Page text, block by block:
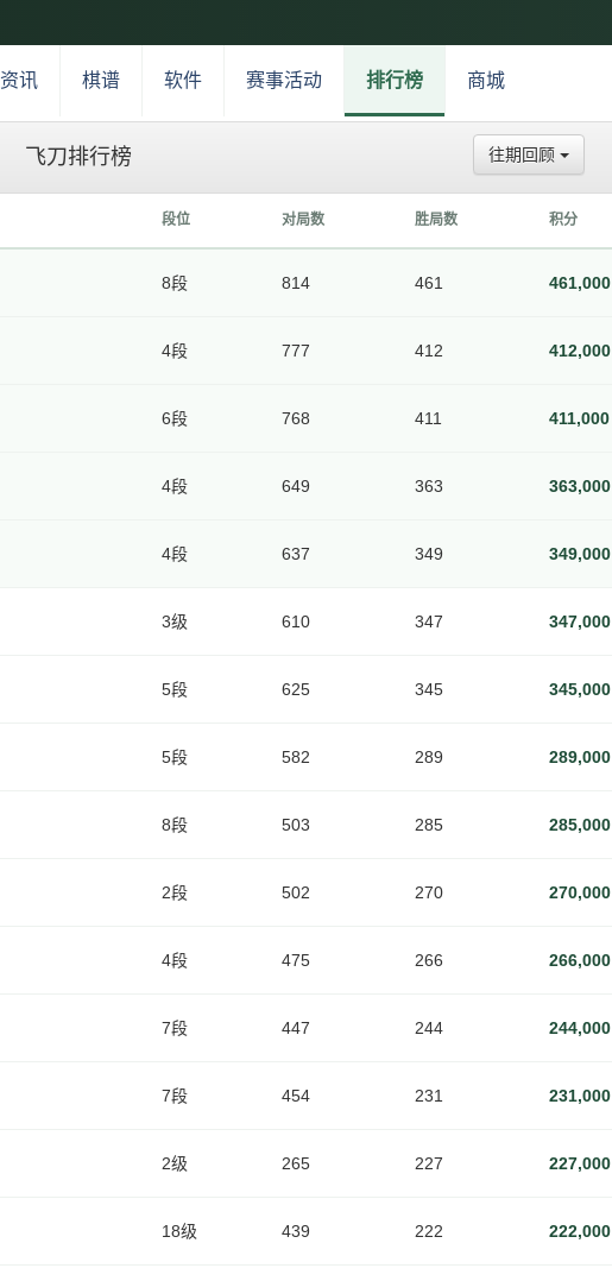
资讯 棋谱 软件 赛事活动 排行榜 商城
飞刀排行榜 往期回顾
段位 对局数 胜局数 积分
8段 814 461 461,000
4段 777 412 412,000
6段 768 411 411,000
4段 649 363 363,000
4段 637 349 349,000
3级 610 347 347,000
5段 625 345 345,000
5段 582 289 289,000
8段 503 285 285,000
2段 502 270 270,000
4段 475 266 266,000
7段 447 244 244,000
7段 454 231 231,000
2级 265 227 227,000
18级 439 222 222,000